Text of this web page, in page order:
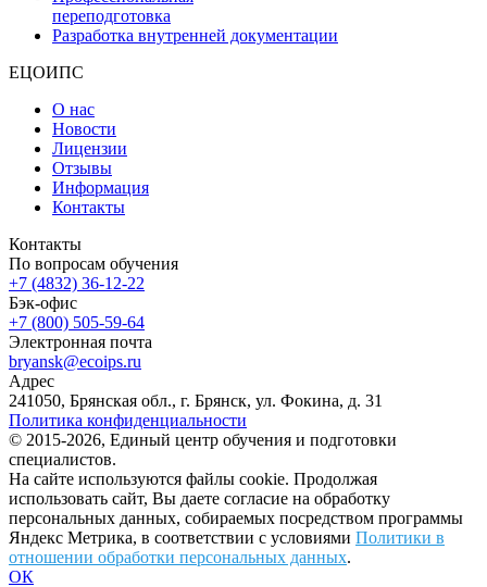
переподготовка
Разработка внутренней документации
ЕЦОИПС
О нас
Новости
Лицензии
Отзывы
Информация
Контакты
Контакты
По вопросам обучения
+7 (4832) 36-12-22
Бэк-офис
+7 (800) 505-59-64
Электронная почта
bryansk@ecoips.ru
Адрес
241050, Брянская обл., г. Брянск, ул. Фокина, д. 31
Политика конфиденциальности
© 2015-2026, Единый центр обучения и подготовки
специалистов.
На сайте используются файлы cookie. Продолжая
использовать сайт, Вы даете согласие на обработку
персональных данных, собираемых посредством программы
Яндекс Метрика, в соответствии с условиями Политики в
отношении обработки персональных данных.
ОК